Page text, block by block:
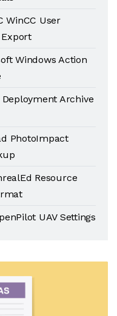
WinCC User
Windows Action
Deployment Archive
PhotoImpact
Resource
UAV Settings